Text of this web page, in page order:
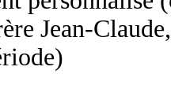
Jean-